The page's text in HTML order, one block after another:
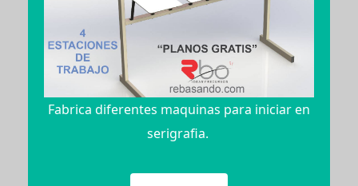
Fabrica diferentes maquinas para iniciar en
serigrafia.